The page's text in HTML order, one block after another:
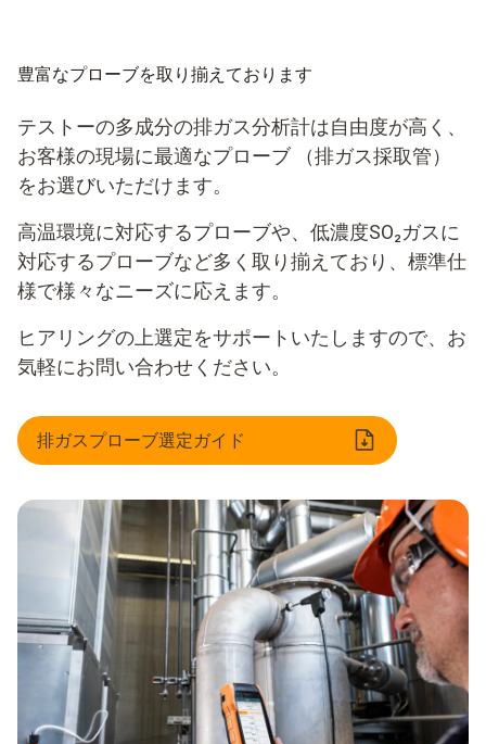
豊富なプローブを取り揃えております
テストーの多成分の排ガス分析計は自由度が高く、
お客様の現場に最適なプローブ （排ガス採取管）
をお選びいただけます。
高温環境に対応するプローブや、低濃度SO₂ガスに
対応するプローブなど多く取り揃えており、標準仕
様で様々なニーズに応えます。
ヒアリングの上選定をサポートいたしますので、お
気軽にお問い合わせください。
排ガスプローブ選定ガイド